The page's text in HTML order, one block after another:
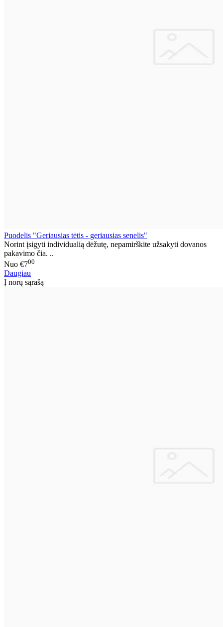
Puodelis "Geriausias tėtis - geriausias senelis"
Norint įsigyti individualią dėžutę, nepamirškite užsakyti dovanos
pakavimo čia. ..
Nuo €700
Daugiau
Į norų sąrašą